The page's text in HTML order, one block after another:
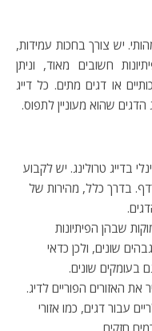
יש צורך בחכות עמידות,
חשובים מאוד, וניתן
או דגים מתים. כל דייג
שהוא מעוניין לתפוס.
בדייג טרולינג. יש לקבוע
בדרך כלל, מהירות של
שבהן הפיתיונות
שונים, ולכן כדאי
שונים.
את האזורים הפוריים לדיג.
עבור דגים, כמו אזורי
חזקים.